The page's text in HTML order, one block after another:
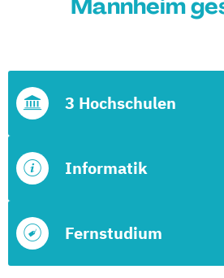
Mannheim
Fernstudium
Informatik
3 Hochschulen